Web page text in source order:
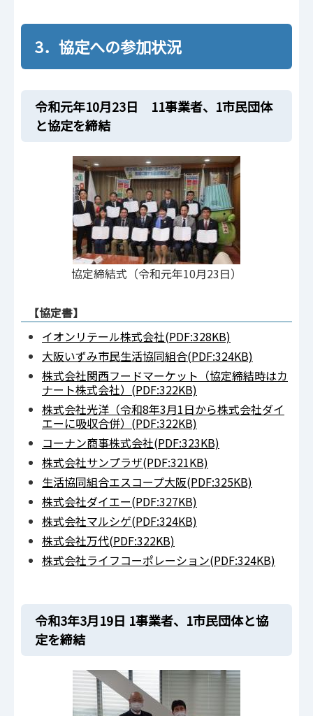
3．協定への参加状況
令和元年10月23日 11事業者、1市民団体
と協定を締結
協定締結式（令和元年10月23日）
【協定書】
イオンリテール株式会社(PDF:328KB)
大阪いずみ市民生活協同組合(PDF:324KB)
株式会社関西フードマーケット（協定締結時はカ
ナート株式会社）(PDF:322KB)
株式会社光洋（令和8年3月1日から株式会社ダイ
エーに吸収合併）(PDF:322KB)
コーナン商事株式会社(PDF:323KB)
株式会社サンプラザ(PDF:321KB)
生活協同組合エスコープ大阪(PDF:325KB)
株式会社ダイエー(PDF:327KB)
株式会社マルシゲ(PDF:324KB)
株式会社万代(PDF:322KB)
株式会社ライフコーポレーション(PDF:324KB)
令和3年3月19日 1事業者、1市民団体と協
定を締結